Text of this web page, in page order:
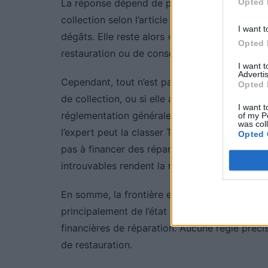
I want
Opted
I want
Opted
I want
of my
was
Opted
La réponse dépend de plusieurs critères. Si
collection selon l’article R.311-1, elle ne peut
dégâts. Elle reste alors « sauvable » d’un
restauration ou de conservation.
Cependant, tout n’est pas toujours possible
de collection, ou si elle a été modifiée de
réglementation générale. Si elle est
l’expert peut la classer TNR et la priver
pas à financer des réparations coûteuses
introuvables rendent la réparation prohibitive.
En somme, la frontière entre ce qui est
principalement de l’état du véhicule, de ses
financières de réparation. Aucune règle
de restauration.